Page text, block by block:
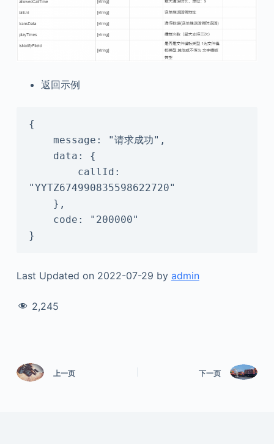
返回示例
{
"YYTZ674990835598622720"
}
Last Updated on 2022-07-29 by admin
2,245
上一页 下一页